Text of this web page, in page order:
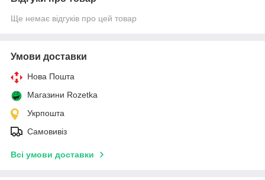
Ще немає відгуків про цей товар
Умови доставки
Нова Пошта
Магазини Rozetka
Укрпошта
Самовивіз
Всі умови доставки